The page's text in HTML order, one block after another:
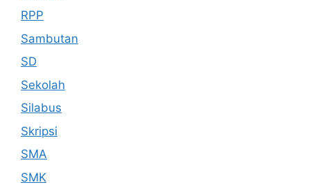
RPP
Sambutan
SD
Sekolah
Silabus
Skripsi
SMA
SMK